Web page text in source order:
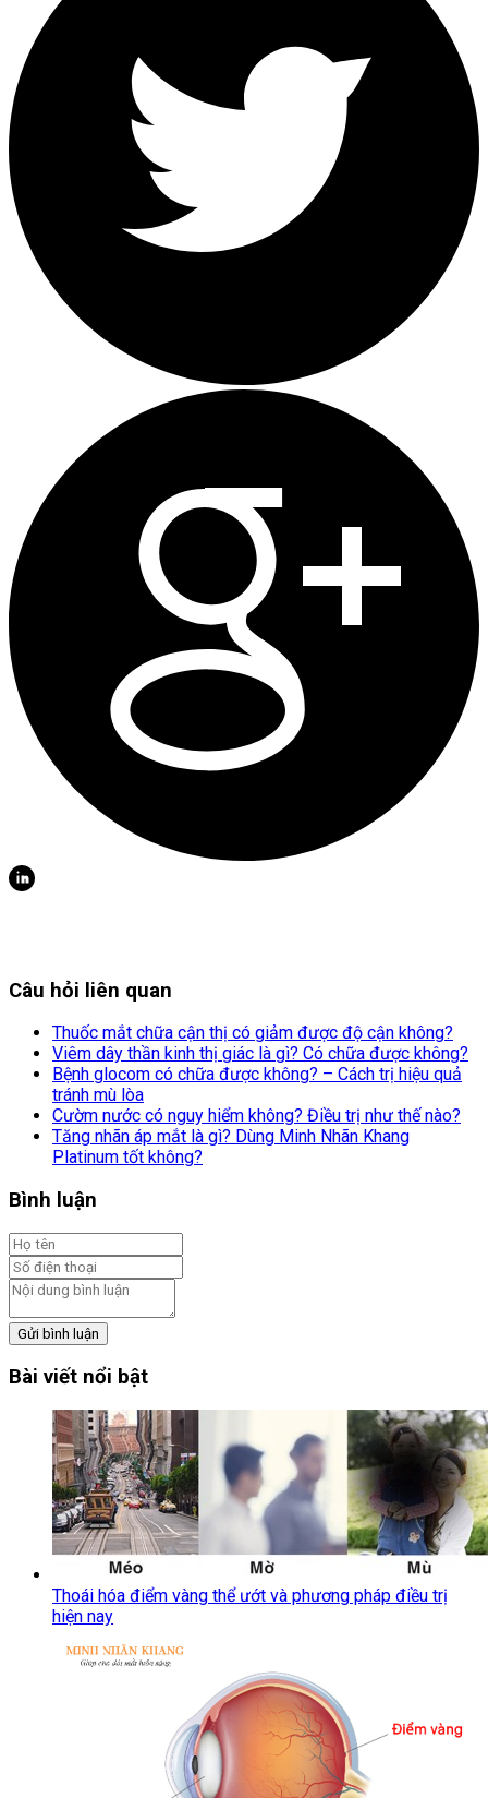
Câu hỏi liên quan
Thuốc mắt chữa cận thị có giảm được độ cận không?
Viêm dây thần kinh thị giác là gì? Có chữa được không?
Bệnh glocom có chữa được không? – Cách trị hiệu quả
tránh mù lòa
Cườm nước có nguy hiểm không? Điều trị như thế nào?
Tăng nhãn áp mắt là gì? Dùng Minh Nhãn Khang
Platinum tốt không?
Bình luận
Gửi bình luận
Bài viết nổi bật
Thoái hóa điểm vàng thể ướt và phương pháp điều trị
hiện nay